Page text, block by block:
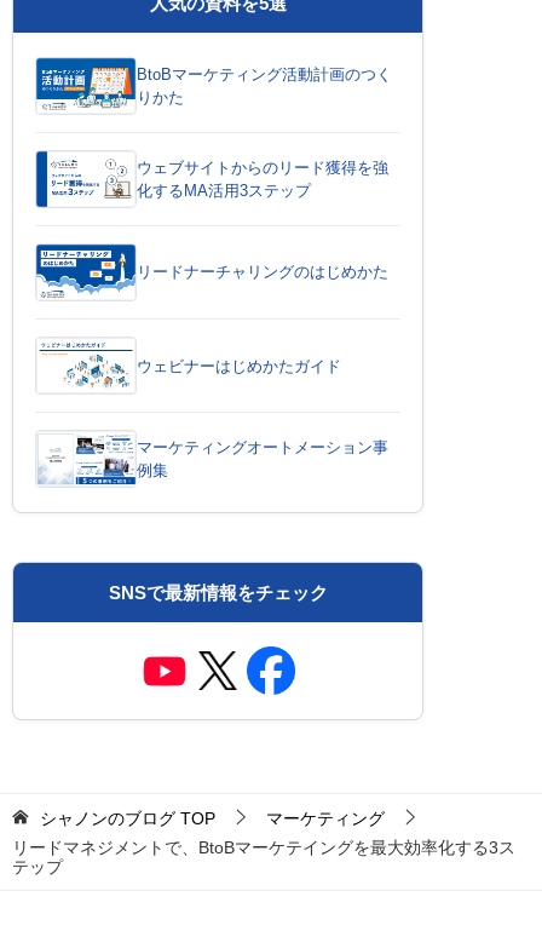
BtoBマーケティング活動計画のつく
りかた
ウェブサイトからのリード獲得を強
化するMA活用3ステップ
リードナーチャリングのはじめかた
ウェビナーはじめかたガイド
マーケティングオートメーション事
例集
SNSで最新情報をチェック
シャノンのブログ TOP
マーケティング
リードマネジメントで、BtoBマーケテイングを最大効率化する3ス
テップ